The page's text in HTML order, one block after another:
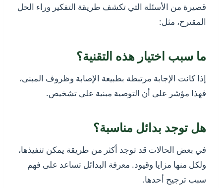
قصيرة من الأسئلة التي تكشف طريقة التفكير وراء الحل
المقترح، مثل:
ما سبب اختيار هذه التقنية؟
إذا كانت الإجابة مرتبطة بطبيعة الإصابة وظروف المبنى،
فهذا مؤشر على أن التوصية مبنية على تشخيص.
هل توجد بدائل مناسبة؟
في بعض الحالات قد توجد أكثر من طريقة يمكن تنفيذها،
ولكل منها مزايا وقيود. معرفة البدائل تساعد على فهم
سبب ترجيح أحدها.